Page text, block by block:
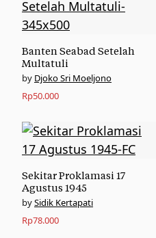
Banten Seabad Setelah
Multatuli
Djoko Sri Moeljono
Rp50.000
Sekitar Proklamasi 17
Agustus 1945
Sidik Kertapati
Rp78.000